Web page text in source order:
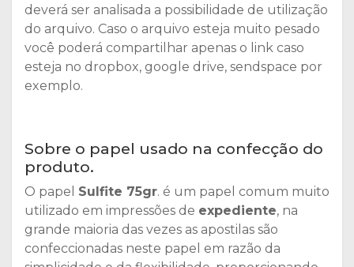
deverá ser analisada a possibilidade de utilização
do arquivo. Caso o arquivo esteja muito pesado
você poderá compartilhar apenas o link caso
esteja no dropbox, google drive, sendspace por
exemplo.
Sobre o papel usado na confecção do
produto.
O papel Sulfite 75gr. é um papel comum muito
utilizado em impressões de expediente, na
grande maioria das vezes as apostilas são
confeccionadas neste papel em razão da